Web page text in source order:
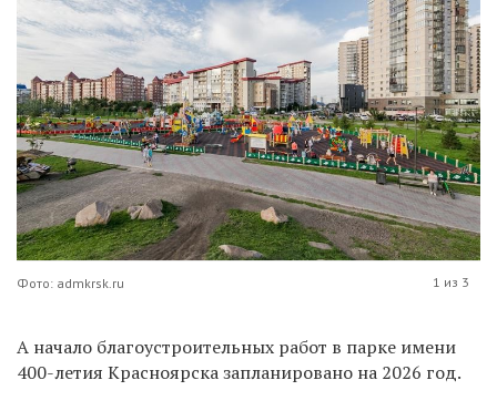
Фото: admkrsk.ru 1 из 3
А начало благоустроительных работ в парке имени
400-летия Красноярска запланировано на 2026 год.